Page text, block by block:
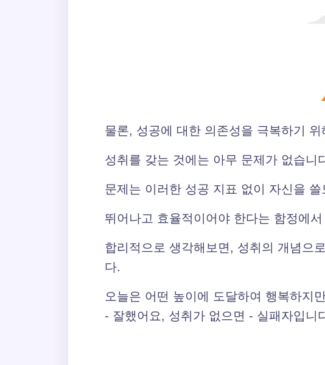
물론, 성공에 대한 의존성을 극복하기
성취를 갖는 것에는 아무 문제가 없습
문제는 이러한 성공 지표 없이 자신을
뛰어나고 효율적이어야 한다는 함정에
합리적으로 생각해보면, 성취의 개념으
다.
오늘은 어떤 높이에 도달하여 행복하지
- 잘했어요, 성취가 없으면 - 실패자입니